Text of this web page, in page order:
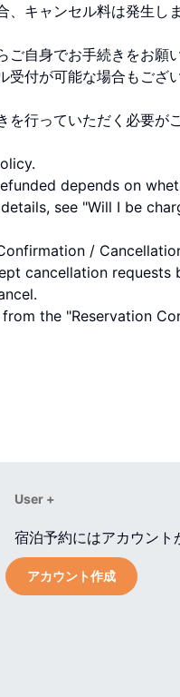
キャンセル料は発生し
自身でお手続きをお願
付が可能な場合もござ
行っていただく必要が
depends on
see "Will I be
/
cancellation requests
the "Reservation
User +
宿泊予約にはアカウント
アカウント作成